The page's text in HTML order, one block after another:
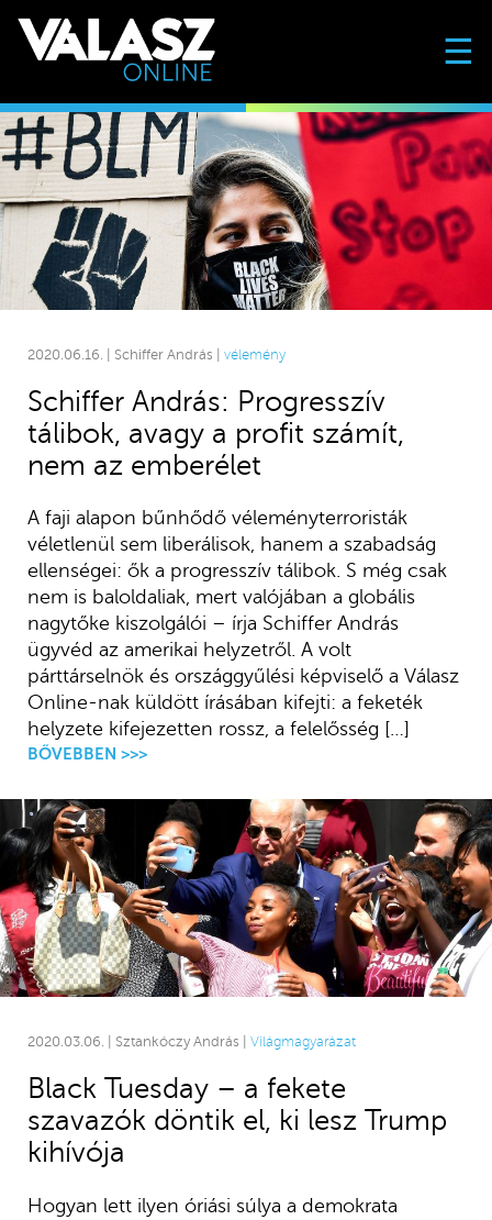
☰
2020.06.16. | Schiffer András | vélemény
Schiffer András: Progresszív
tálibok, avagy a profit számít,
nem az emberélet
A faji alapon bűnhődő véleményterroristák
véletlenül sem liberálisok, hanem a szabadság
ellenségei: ők a progresszív tálibok. S még csak
nem is baloldaliak, mert valójában a globális
nagytőke kiszolgálói – írja Schiffer András
ügyvéd az amerikai helyzetről. A volt
párttárselnök és országgyűlési képviselő a Válasz
Online-nak küldött írásában kifejti: a feketék
helyzete kifejezetten rossz, a felelősség […]
BŐVEBBEN >>>
2020.03.06. | Sztankóczy András | Világmagyarázat
Black Tuesday – a fekete
szavazók döntik el, ki lesz Trump
kihívója
Hogyan lett ilyen óriási súlya a demokrata